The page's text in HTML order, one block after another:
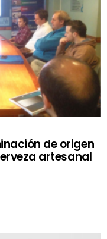
de origen
artesanal